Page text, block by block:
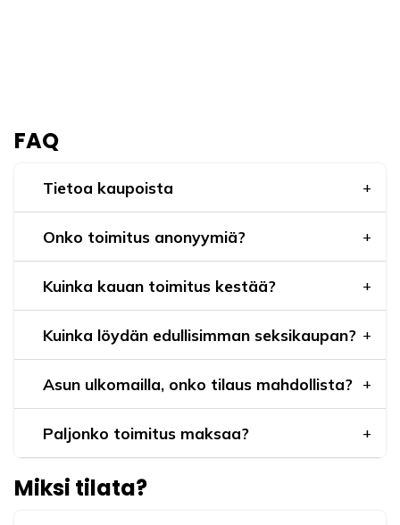
FAQ
Tietoa kaupoista
Onko toimitus anonyymiä?
Kuinka kauan toimitus kestää?
Kuinka löydän edullisimman seksikaupan?
Asun ulkomailla, onko tilaus mahdollista?
Paljonko toimitus maksaa?
Miksi tilata?